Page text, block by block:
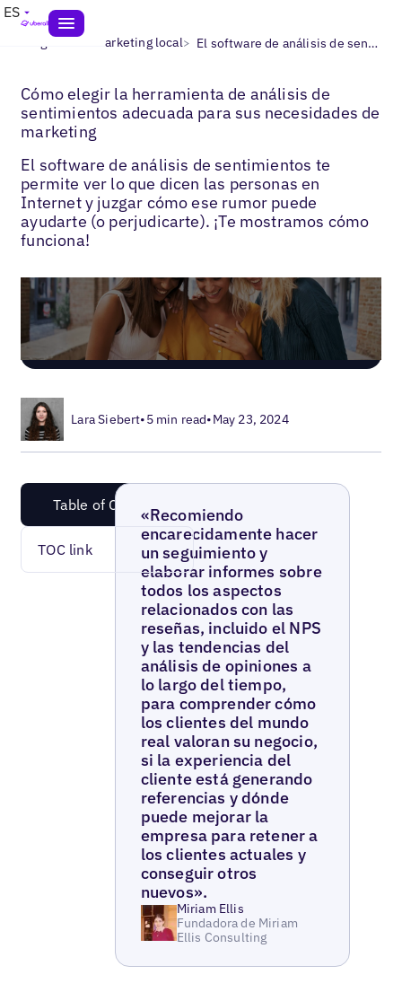
ES
Blogs> AEO marketing local> El software de análisis de sentimientos
Cómo elegir la herramienta de análisis de
sentimientos adecuada para sus necesidades de
marketing
El software de análisis de sentimientos te
permite ver lo que dicen las personas en
Internet y juzgar cómo ese rumor puede
ayudarte (o perjudicarte). ¡Te mostramos cómo
funciona!
Lara Siebert•5 min read•May 23, 2024
Table of Content
TOC link
«Recomiendo
encarecidamente hacer
un seguimiento y
elaborar informes sobre
todos los aspectos
relacionados con las
reseñas, incluido el NPS
y las tendencias del
análisis de opiniones a
lo largo del tiempo,
para comprender cómo
los clientes del mundo
real valoran su negocio,
si la experiencia del
cliente está generando
referencias y dónde
puede mejorar la
empresa para retener a
los clientes actuales y
conseguir otros
nuevos».
Miriam Ellis
Fundadora de Miriam
Ellis Consulting